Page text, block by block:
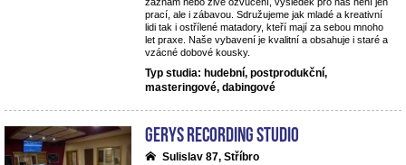
prací, ale i zábavou. Sdružujeme jak mladé a kreativní
lidi tak i ostřílené matadory, kteří mají za sebou mnoho
let praxe. Naše vybavení je kvalitní a obsahuje i staré a
vzácné dobové kousky.
Typ studia: hudební, postprodukční,
masteringové, dabingové
Gerys Recording Studio
Sulislav 87, Stříbro